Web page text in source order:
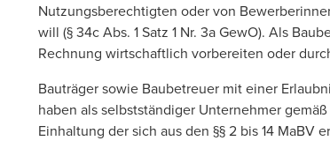
Nutzungsberechtigten oder von
will (§ 34c Abs. 1 Satz 1 Nr. 3a GewO). Als
Rechnung wirtschaftlich vorbereiten oder
Bauträger sowie Baubetreuer mit einer
haben als selbstständiger Unternehmer
Einhaltung der sich aus den §§ 2 bis 14